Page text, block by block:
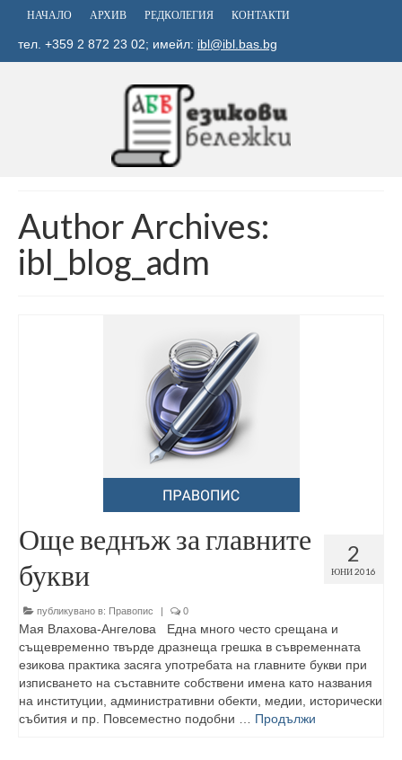
НАЧАЛО АРХИВ РЕДКОЛЕГИЯ КОНТАКТИ
тел. +359 2 872 23 02; имейл: ibl@ibl.bas.bg
Author Archives:
ibl_blog_adm
2
ЮНИ 2016
Още веднъж за главните
букви
публикувано в: Правопис | 0
Мая Влахова-Ангелова Една много често срещана и
същевременно твърде дразнеща грешка в съвременната
езикова практика засяга употребата на главните букви при
изписването на съставните собствени имена като названия
на институции, административни обекти, медии, исторически
събития и пр. Повсеместно подобни … Продължи